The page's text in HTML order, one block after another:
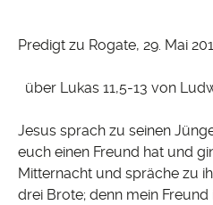
Predigt zu Rogate, 29. Mai
über Lukas 11,5-13 von
Jesus sprach zu seinen
euch einen Freund hat und
Mitternacht und spräche zu
drei Brote; denn mein